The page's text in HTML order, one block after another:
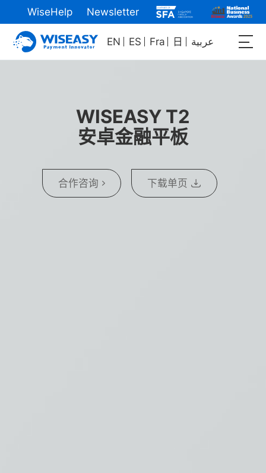
WiseHelp Newsletter
EN ES Fra 日 عربية
WISEASY T2
安卓金融平板
合作咨询 下载单页